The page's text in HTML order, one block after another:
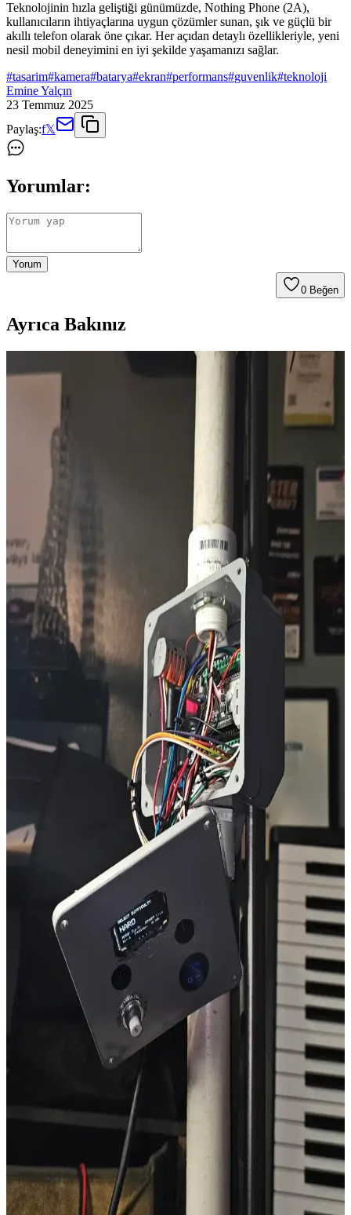
Teknolojinin hızla geliştiği günümüzde, Nothing Phone (2A),
kullanıcıların ihtiyaçlarına uygun çözümler sunan, şık ve güçlü bir
akıllı telefon olarak öne çıkar. Her açıdan detaylı özellikleriyle, yeni
nesil mobil deneyimini en iyi şekilde yaşamanızı sağlar.
#tasarim#kamera#batarya#ekran#performans#guvenlik#teknoloji
Emine Yalçın
23 Temmuz 2025
Paylaş:f𝕏
Yorumlar:
Yorum
0 Beğen
Ayrıca Bakınız
İlk PCB Tasarım Deneyimi: Karşılaşılan Sorunlar ve
Tasarım İpuçlarıyla Başarıya Ulaşma
İlk PCB tasarımında karşılaşılan teknik ve mekanik sorunlar, test
yöntemleri ve doğru ayak izi seçimi gibi ipuçlarıyla devre
tasarımında başarı sağlanabilir. Mekanik düzenleme ve estetik
detaylar da kullanıcı deneyimini artırır.
French Door Buzdolabı Seçiminde Marka
Karşılaştırması ve Uzun Ömürlü Kullanım İpuçları
French door buzdolapları geniş iç hacmi ve şık tasarımıyla öne çıkar.
Bosch, GE Profile, Sub Zero ve Frigidaire markalarının özellikleri,
dayanıklılık ve kullanım kolaylığı açısından karşılaştırıldı.
8-Bit CPU Tiny-Tapeout: Küçük Ölçekli İşlemci
Tasarımı ve Üretimi Üzerine Teknik İnceleme
Tiny-Tapeout platformunda geliştirilen 8-bit CPU, sky26a
teknolojisiyle tasarlanmış, entegre boot-loader ve UART IO
özellikleriyle gerçek zamanlı veri alışverişi sağlar. Tasarım açık
İlk PCB Tasarımı ve Üretimi: JLCPCB Deneyimi,
Tasarım İpuçları ve Nakliye Maliyetleri
Elektronik projelerde PCB üretimi için JLCPCB'nin tasarım
entegrasyonu ve montaj kolaylığı öne çıkar. Anten performansı ve
nakliye ücretleri gibi önemli faktörler, başarılı bir üretim süreci için
House Fresh İncelemesi: Hava Temizleyici Seçiminde
Bağımsız ve Kapsamlı Rehber
House Fresh, hava temizleyici seçiminde bağımsız incelemeler ve
kapsamlı rehberlik sunarak kullanıcıların doğru ürünü bulmasına
yardımcı olur. Filtre kalitesi ve CADR gibi teknik detaylar
değerlendirilir.
LED Güvenlik Feneri Tasarımı: Basit, Taşınabilir ve
Enerji Verimli LED Flaşör Devresi
Basit transistörlü LED flaşör devresi, taşınabilirliği ve enerji
verimliliği ile acil durumlarda görünürlüğü artırır. Tasarımda SMD
bileşenler ve Li-Ion pil kullanımı öne çıkar.
GE Cafe ve LG Studio Mutfak Aletleri: Fiyat,
Kalite, Performans ve Kullanıcı Deneyimleri
GE Cafe ve LG Studio mutfak aletleri fiyat, kalite, dayanıklılık ve
kullanıcı deneyimleri açısından karşılaştırılıyor. Tasarım, servis
desteği ve teknik özellikler değerlendirilerek tercih önerileri
Evde Kendi Refleks Oyununuzu Tasarlama:
Tasarım, İşleyiş ve Geliştirme Süreci